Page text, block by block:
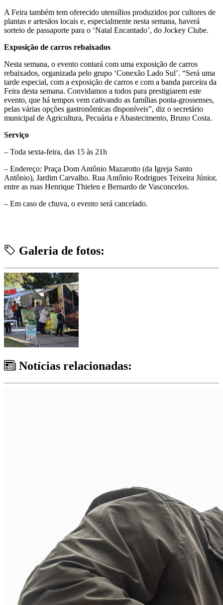
A Feira também tem oferecido utensílios produzidos por cultores de
plantas e artesãos locais e, especialmente nesta semana, haverá
sorteio de passaporte para o ‘Natal Encantado’, do Jockey Clube.
Exposição de carros rebaixados
Nesta semana, o evento contará com uma exposição de carros
rebaixados, organizada pelo grupo ‘Conexão Lado Sul’. “Será uma
tarde especial, com a exposição de carros e com a banda parceira da
Feira desta semana. Convidamos a todos para prestigiarem este
evento, que há tempos vem cativando as famílias ponta-grossenses,
pelas várias opções gastronômicas disponíveis”, diz o secretário
municipal de Agricultura, Pecuária e Abastecimento, Bruno Costa.
Serviço
– Toda sexta-feira, das 15 às 21h
– Endereço: Praça Dom Antônio Mazarotto (da Igreja Santo
Antônio), Jardim Carvalho. Rua Antônio Rodrigues Teixeira Júnior,
entre as ruas Henrique Thielen e Bernardo de Vasconcelos.
– Em caso de chuva, o evento será cancelado.
Galeria de fotos:
Notícias relacionadas: